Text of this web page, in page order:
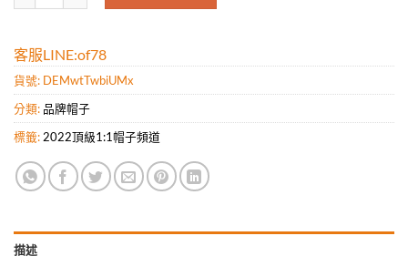
客服LINE:of78
貨號: DEMwtTwbiUMx
分類: 品牌帽子
標籤: 2022頂級1:1帽子頻道
描述